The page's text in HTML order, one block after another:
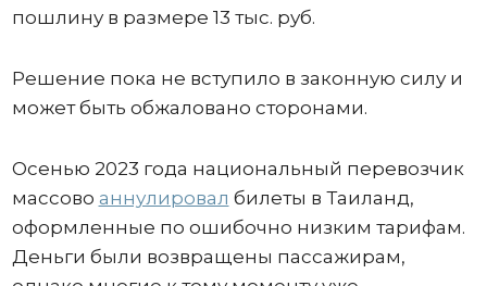
пошлину в размере 13 тыс. руб.
Решение пока не вступило в законную силу и
может быть обжаловано сторонами.
Осенью 2023 года национальный перевозчик
массово аннулировал билеты в Таиланд,
оформленные по ошибочно низким тарифам.
Деньги были возвращены пассажирам,